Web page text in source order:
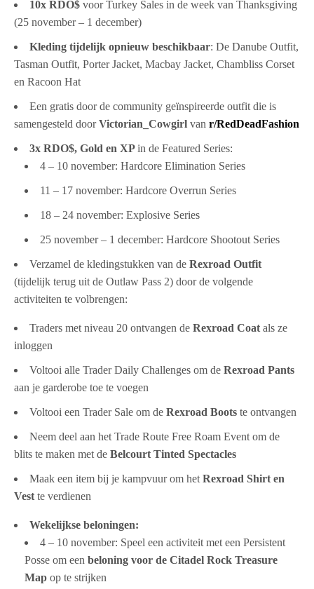
10x RDO$ voor Turkey Sales in de week van Thanksgiving
(25 november – 1 december)
Kleding tijdelijk opnieuw beschikbaar: De Danube Outfit,
Tasman Outfit, Porter Jacket, Macbay Jacket, Chambliss Corset
en Racoon Hat
Een gratis door de community geïnspireerde outfit die is
samengesteld doorVictorian_Cowgirl van r/RedDeadFashion
3x RDO$, Gold en XPin de Featured Series:
4 – 10 november: Hardcore Elimination Series
11 – 17 november: Hardcore Overrun Series
18 – 24 november: Explosive Series
25 november – 1 december: Hardcore Shootout Series
Verzamel de kledingstukken van de Rexroad Outfit
(tijdelijk terug uit de Outlaw Pass 2) door de volgende
activiteiten te volbrengen:
Traders met niveau 20 ontvangen de Rexroad Coat als ze
inloggen
Voltooi alle Trader Daily Challenges om de Rexroad Pants
aan je garderobe toe te voegen
Voltooi een Trader Sale om de Rexroad Boots te ontvangen
Neem deel aan het Trade Route Free Roam Event om de
blits te maken met de Belcourt Tinted Spectacles
Maak een item bij je kampvuur om het Rexroad Shirt en
Vest te verdienen
Wekelijkse beloningen:
4 – 10 november: Speel een activiteit met een Persistent
Posse om een beloning voor de Citadel Rock Treasure
Map op te strijken